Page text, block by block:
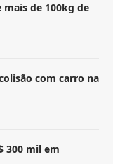
mais de 100kg de
com carro na
300 mil em